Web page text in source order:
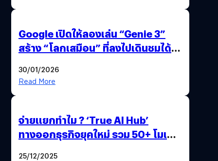
Google เปิดให้ลองเล่น “Genie 3”
สร้าง “โลกเสมือน” ที่ลงไปเดินชมได้
30/01/2026
Read More
จ่ายแยกทำไม ? ‘True AI Hub’
ทางออกธุรกิจยุคใหม่ รวม 50+ โมเดล
25/12/2025